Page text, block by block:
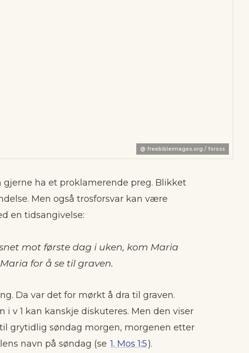
@ freebibleimages.org / foross
gjerne ha et proklamerende preg. Blikket
Men også trosforsvar kan være
en tidsangivelse:
mot første dag i uken, kom Maria
for å se til graven.
Da var det for mørkt å dra til graven.
i v 1 kan kanskje diskuteres. Men den viser
grytidlig søndag morgen, morgenen etter
navn på søndag (se 1. Mos 1:5).